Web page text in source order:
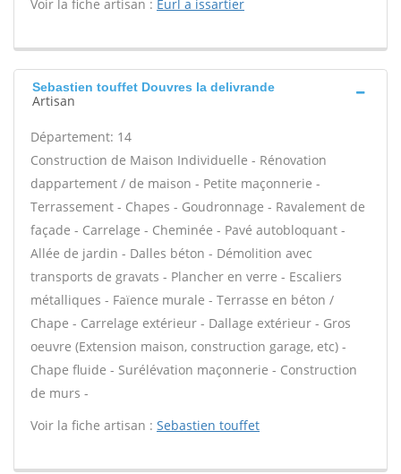
Voir la fiche artisan : Eurl a issartier
Sebastien touffet Douvres la delivrande
Artisan
Département: 14
Construction de Maison Individuelle - Rénovation
dappartement / de maison - Petite maçonnerie -
Terrassement - Chapes - Goudronnage - Ravalement de
façade - Carrelage - Cheminée - Pavé autobloquant -
Allée de jardin - Dalles béton - Démolition avec
transports de gravats - Plancher en verre - Escaliers
métalliques - Faïence murale - Terrasse en béton /
Chape - Carrelage extérieur - Dallage extérieur - Gros
oeuvre (Extension maison, construction garage, etc) -
Chape fluide - Surélévation maçonnerie - Construction
de murs -
Voir la fiche artisan : Sebastien touffet